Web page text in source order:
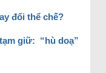
đổi thể chế?
giữ: “hù doạ”